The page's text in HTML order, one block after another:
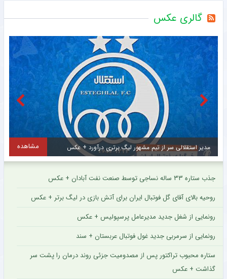
گالری عکس
مشاهده مهدی طارمی برای ستاره اینتر پیام فرستاد + عکس
جذب ستاره ۳۳ ساله نساجی توسط صنعت نفت آبادان + عکس
روحیه بالای آقای گل فوتبال ایران برای آتش بازی در لیگ برتر + عکس
رونمایی از شغل جدید مدیرعامل پرسپولیس + عکس
رونمایی از سرمربی جدید غول فوتبال عربستان + سند
ستاره محبوب تراکتور پس از مصدومیت جزئی روند درمان را پشت سر
گذاشت + عکس